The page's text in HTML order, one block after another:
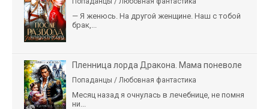
— Я женюсь. На другой женщине. Наш с тобой
брак,...
Пленница лорда Дракона. Мама поневоле
Попаданцы / Любовная фантастика
Месяц назад я очнулась в лечебнице, не помня
ни...